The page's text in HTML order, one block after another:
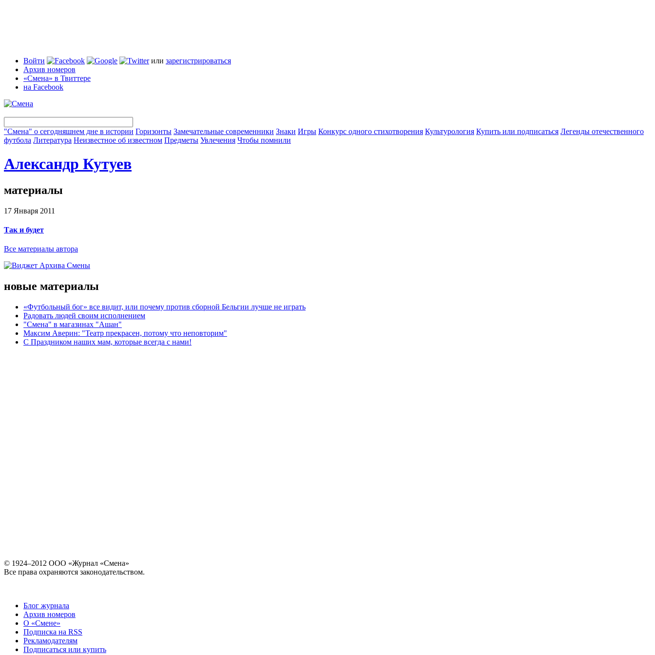
Войти или зарегистрироваться
Архив номеров
«Смена» в Твиттере
на Facebook
"Смена" о сегодняшнем дне в истории Горизонты Замечательные современники Знаки Игры Конкурс одного стихотворения Культурология Купить или подписаться Легенды отечественного
футбола Литература Неизвестное об известном Предметы Увлечения Чтобы помнили
Александр Кутуев
материалы
17 Января 2011
Так и будет
Все материалы автора
новые материалы
«Футбольный бог» все видит, или почему против сборной Бельгии лучше не играть
Радовать людей своим исполнением
"Смена" в магазинах "Ашан"
Максим Аверин: "Театр прекрасен, потому что неповторим"
С Праздником наших мам, которые всегда с нами!
© 1924–2012 ООО «Журнал «Смена»
Все права охраняются законодательством.
Блог журнала
Архив номеров
О «Смене»
Подписка на RSS
Рекламодателям
Подписаться или купить